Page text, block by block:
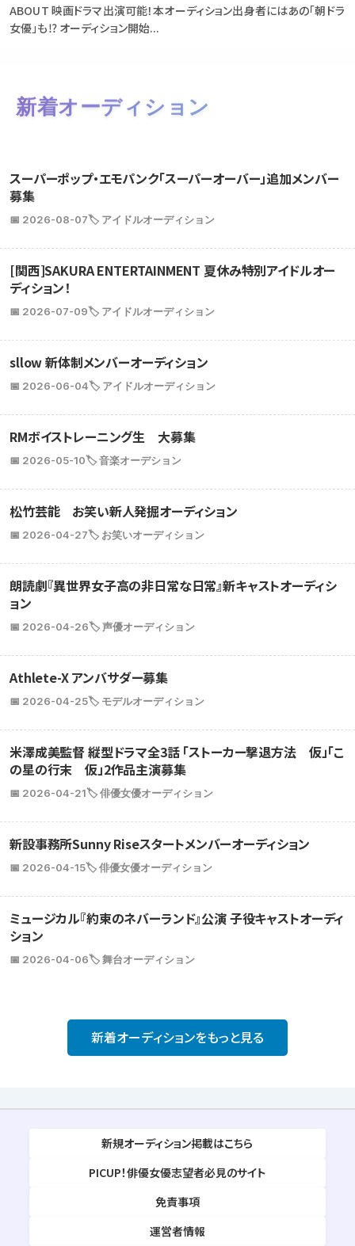
ABOUT 映画ドラマ出演可能！本オーディション出身者にはあの「朝ドラ
女優」も⁉ オーディション開始...
新着オーディション
スーパーポップ・エモパンク「スーパーオーバー」追加メンバー
募集
📅 2026-08-07🏷️ アイドルオーディション
[関西]SAKURA ENTERTAINMENT 夏休み特別アイドルオー
ディション！
📅 2026-07-09🏷️ アイドルオーディション
sllow 新体制メンバーオーディション
📅 2026-06-04🏷️ アイドルオーディション
RMボイストレーニング生 大募集
📅 2026-05-10🏷️ 音楽オーデション
松竹芸能 お笑い新人発掘オーディション
📅 2026-04-27🏷️ お笑いオーディション
朗読劇『異世界女子高の非日常な日常』新キャストオーディシ
ョン
📅 2026-04-26🏷️ 声優オーディション
Athlete-X アンバサダー募集
📅 2026-04-25🏷️ モデルオーディション
米澤成美監督 縦型ドラマ全3話 「ストーカー撃退方法 仮」「こ
の星の行末 仮」2作品主演募集
📅 2026-04-21🏷️ 俳優女優オーディション
新設事務所Sunny Riseスタートメンバーオーディション
📅 2026-04-15🏷️ 俳優女優オーディション
ミュージカル『約束のネバーランド』公演 子役キャストオーディ
ション
📅 2026-04-06🏷️ 舞台オーディション
新着オーディションをもっと見る
新規オーディション掲載はこちら
PICUP！俳優女優志望者必見のサイト
免責事項
運営者情報